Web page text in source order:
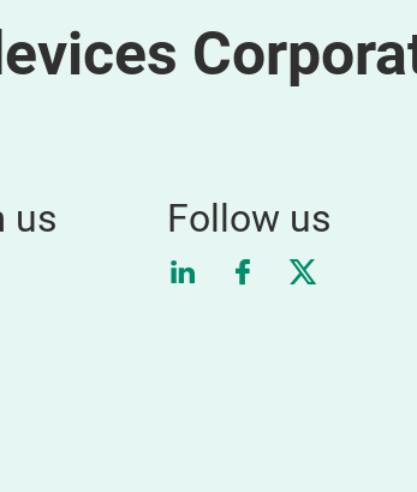
us Follow us
LinkedInFacebook
Twitter